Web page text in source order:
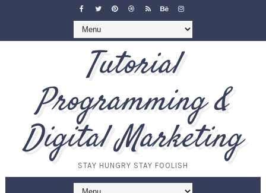
Tutorial
Programming &
Digital Marketing
STAY HUNGRY STAY FOOLISH